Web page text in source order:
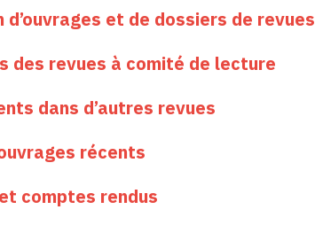
d’ouvrages et de dossiers de revues
des revues à comité de lecture
dans d’autres revues
récents
comptes rendus